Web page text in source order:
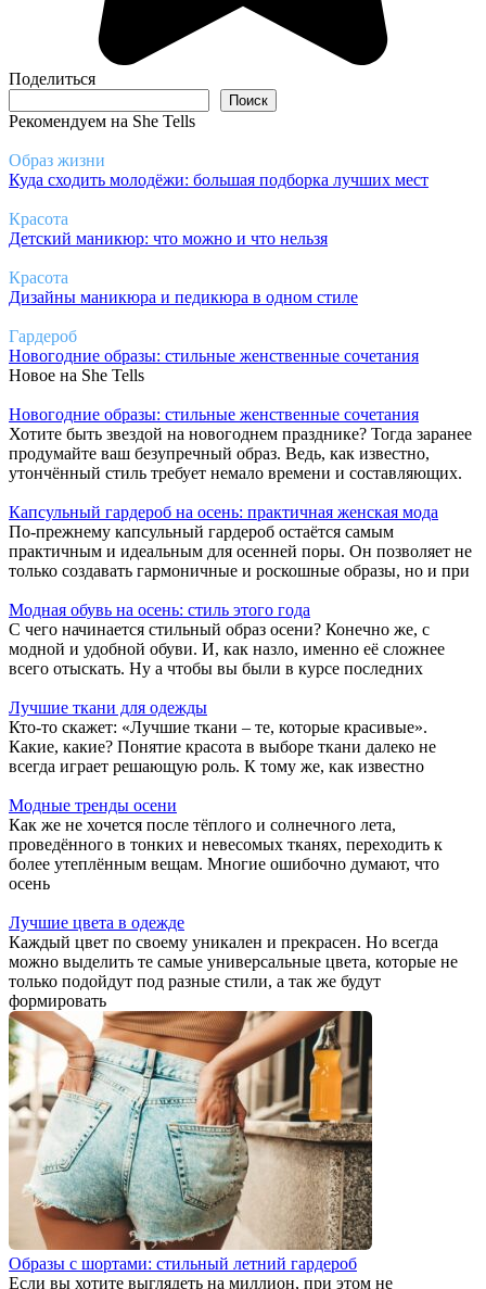
Поделиться
Поиск
Рекомендуем на She Tells
Образ жизни
Куда сходить молодёжи: большая подборка лучших мест
Красота
Детский маникюр: что можно и что нельзя
Красота
Дизайны маникюра и педикюра в одном стиле
Гардероб
Новогодние образы: стильные женственные сочетания
Новое на She Tells
Новогодние образы: стильные женственные сочетания
Хотите быть звездой на новогоднем празднике? Тогда заранее
продумайте ваш безупречный образ. Ведь, как известно,
утончённый стиль требует немало времени и составляющих.
Капсульный гардероб на осень: практичная женская мода
По-прежнему капсульный гардероб остаётся самым
практичным и идеальным для осенней поры. Он позволяет не
только создавать гармоничные и роскошные образы, но и при
Модная обувь на осень: стиль этого года
С чего начинается стильный образ осени? Конечно же, с
модной и удобной обуви. И, как назло, именно её сложнее
всего отыскать. Ну а чтобы вы были в курсе последних
Лучшие ткани для одежды
Кто-то скажет: «Лучшие ткани – те, которые красивые».
Какие, какие? Понятие красота в выборе ткани далеко не
всегда играет решающую роль. К тому же, как известно
Модные тренды осени
Как же не хочется после тёплого и солнечного лета,
проведённого в тонких и невесомых тканях, переходить к
более утеплённым вещам. Многие ошибочно думают, что
осень
Лучшие цвета в одежде
Каждый цвет по своему уникален и прекрасен. Но всегда
можно выделить те самые универсальные цвета, которые не
только подойдут под разные стили, а так же будут
формировать
Образы с шортами: стильный летний гардероб
Если вы хотите выглядеть на миллион, при этом не